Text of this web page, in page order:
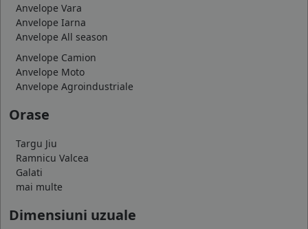
Anvelope Vara
Anvelope Iarna
Anvelope All season
Anvelope Camion
Anvelope Moto
Anvelope Agroindustriale
Orase
Targu Jiu
Ramnicu Valcea
Galati
mai multe
Dimensiuni uzuale